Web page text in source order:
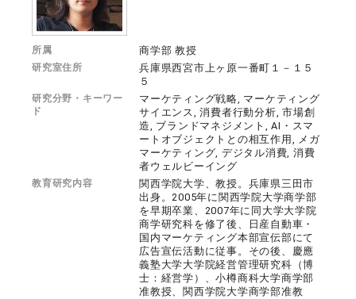
所属 商学部 教授
研究室住所
兵庫県西宮市上ヶ原一番町１－１５
５
研究分野・キーワー
ド
マーケティング戦略, マーケティング
サイエンス, 消費者行動分析, 市場創
造, ブランドマネジメント, AI・スマ
ートオブジェクトとの相互作用, メガ
マーケティング, デジタル消費, 消費
者ウェルビーイング
教育研究内容
関西学院大学、教授。兵庫県三田市
出身。2005年に関西学院大学商学部
を早期卒業、2007年に同大学大学院
商学研究科を修了後、日産自動車・
国内マーケティング本部宣伝部にて
広告宣伝活動に従事。その後、慶應
義塾大学大学院経営管理研究科（博
士：経営学）、小樽商科大学商学部
准教授、関西学院大学商学部准教